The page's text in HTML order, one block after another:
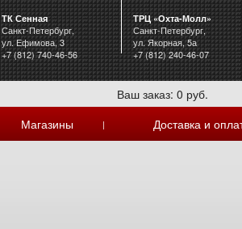
ТК Сенная
Санкт-Петербург,
ул. Ефимова, 3
+7 (812) 740-46-56
ТРЦ «Охта-Молл»
Санкт-Петербург,
ул. Якорная, 5а
+7 (812) 240-46-07
Ваш заказ: 0 руб.
Магазины | Доставка и